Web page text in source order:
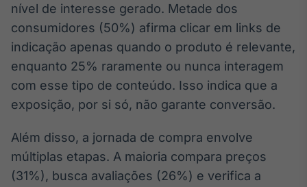
nível de interesse gerado. Metade dos
consumidores (50%) afirma clicar em links de
indicação apenas quando o produto é relevante,
enquanto 25% raramente ou nunca interagem
com esse tipo de conteúdo. Isso indica que a
exposição, por si só, não garante conversão.
Além disso, a jornada de compra envolve
múltiplas etapas. A maioria compara preços
(31%), busca avaliações (26%) e verifica a